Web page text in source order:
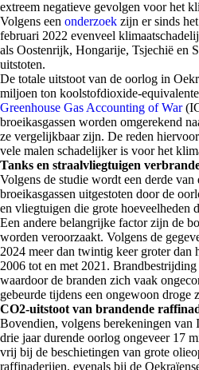
extreem negatieve gevolgen voor het
Volgens een onderzoek zijn er sinds
februari 2022 evenveel
als Oostenrijk, Hongarije, Tsjechië en
uitstoten.
De totale uitstoot van de oorlog in
miljoen ton koolstofdioxide-
Greenhouse Gas Accounting of War
broeikasgassen worden omgerekend
ze vergelijkbaar zijn. De reden
vele malen schadelijker is voor het
Tanks en straalvliegtuigen
Volgens de studie wordt een derde
broeikasgassen uitgestoten door de
en vliegtuigen die grote hoeveelheden
Een andere belangrijke factor zijn de
worden veroorzaakt. Volgens de
2024 meer dan twintig keer groter dan
2006 tot en met 2021.
waardoor de branden zich vaak
gebeurde tijdens een ongewoon droge
CO2-uitstoot van brandende
Bovendien, volgens berekeningen
drie jaar durende oorlog ongeveer 17
vrij bij de beschietingen van grote
raffinaderijen, evenals bij de